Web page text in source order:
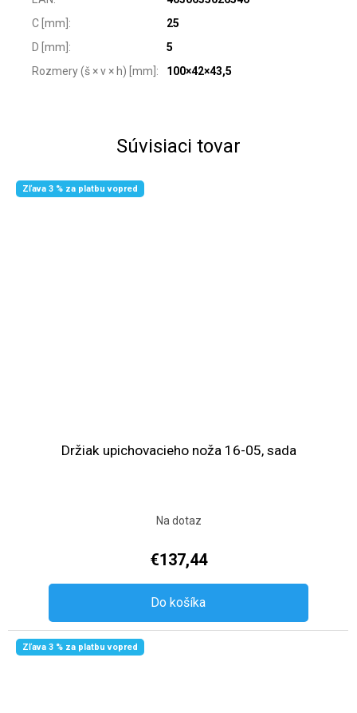
C [mm] :
25
D [mm] :
5
Rozmery (š × v × h) [mm] : 100×42×43,5
Súvisiaci tovar
Zľava 3 % za platbu vopred
Držiak upichovacieho noža 16-05, sada
Na dotaz
€137,44
Do košíka
Zľava 3 % za platbu vopred